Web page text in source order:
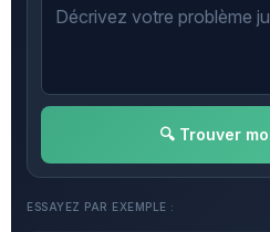
🔍 Trouver
ESSAYEZ PAR EXEMPLE :